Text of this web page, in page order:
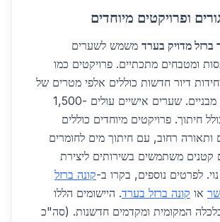
ופרויקטים מיוחדים
ברזל מדויק בערד משמש לשערים
ומטבחים מתכתיים. פרויקטים כמו
2,000 יחידות דיור חדשות כוללים אלפי מטרים של
חיתוך לברזלים מבניים. שערים אישיים עולים 1,500-
כולל חיתוך. פרויקטים מיוחדים כוללים
ותאורה רחוב, עם חיתוך מים לחומרים
קטנים משתמשים בשירותים ליצירת
לפרטים נוספים, בקרו ב-קונה ברזל
או קונה ברזל בערד. היישומים הללו
המקומית ומקדמים חדשנות. (סה"כ